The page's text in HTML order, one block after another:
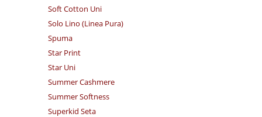
Soft Cotton Uni
Solo Lino (Linea Pura)
Spuma
Star Print
Star Uni
Summer Cashmere
Summer Softness
Superkid Seta